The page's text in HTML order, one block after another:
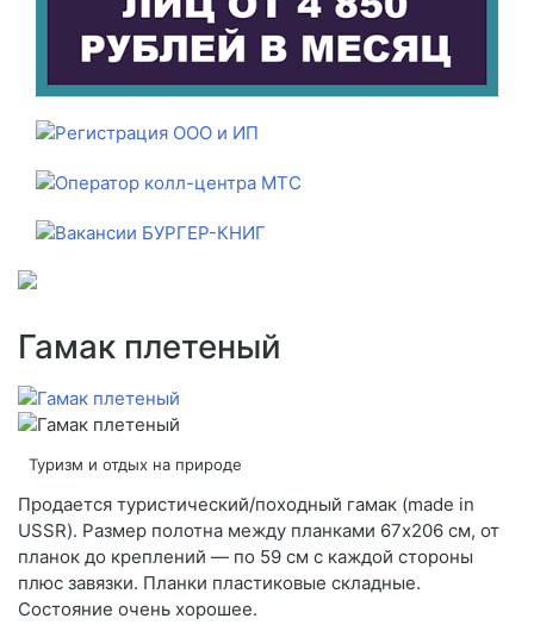
Гамак плетеный
Туризм и отдых на природе
Продается туристический/походный гамак (made in
USSR). Размер полотна между планками 67х206 см, от
планок до креплений — по 59 см с каждой стороны
плюс завязки. Планки пластиковые складные.
Состояние очень хорошее.